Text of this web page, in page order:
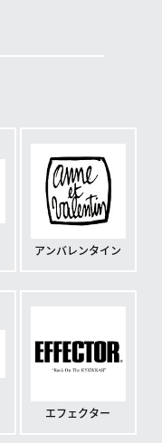
アンバレンタイン
エフェクター